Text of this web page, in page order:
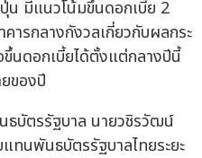
น มีแนวโน้มขึ้นดอกเบี้ย 2
ารกลางกังวลเกี่ยวกับผลกระ
ขึ้นดอกเบี้ยได้ตั้งแต่กลางปีนี้
ของปี
บัตรรัฐบาล นายวชิรวัฒน์
ทนพันธบัตรรัฐบาลไทยระยะ